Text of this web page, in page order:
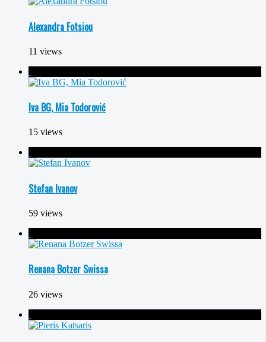
Alexandra Fotsiou
11 views
Iva BG, Mia Todorović
15 views
Stefan Ivanov
59 views
Renana Botzer Swissa
26 views